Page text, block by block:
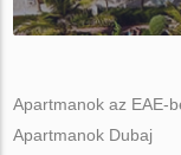
Apartmanok az EAE-
Apartmanok Dubaj